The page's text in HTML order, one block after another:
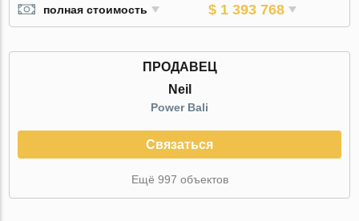
полная стоимость $ 1 393 768
ПРОДАВЕЦ
Neil
Power Bali
Связаться
Ещё 997 объектов